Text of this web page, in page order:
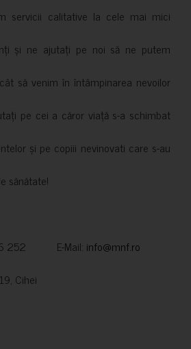
servicii calitative la cele mai mici
și ne ajutați pe noi să ne putem
să venim în întâmpinarea nevoilor
pe cei a căror viață s-a schimbat
și pe copiii nevinovati care s-au
sănătate!
252 E-Mail: info@mnf.ro
Cihei